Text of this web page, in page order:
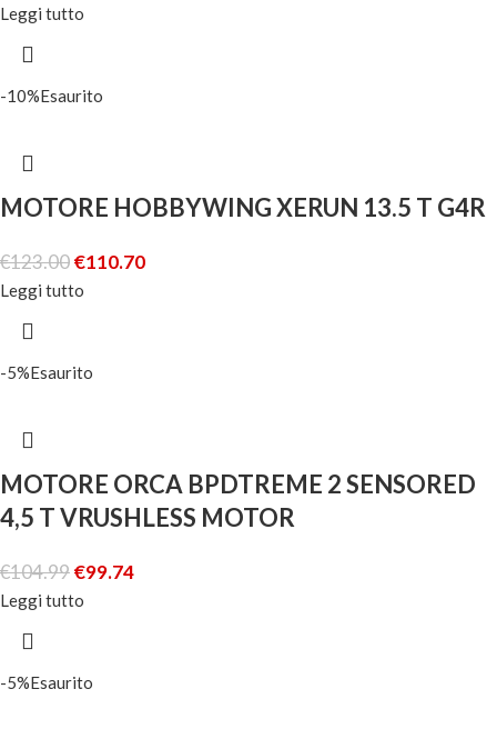
Leggi tutto
-10%Esaurito
MOTORE HOBBYWING XERUN 13.5 T G4R
€123.00€110.70
Leggi tutto
-5%Esaurito
MOTORE ORCA BPDTREME 2 SENSORED
4,5 T VRUSHLESS MOTOR
€104.99€99.74
Leggi tutto
-5%Esaurito